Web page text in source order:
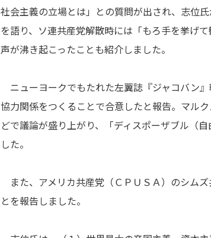
社会主義の立場とは」との質問が出され、志位
を語り、ソ連共産党解散時には「もろ手を挙げ
声が沸き起こったことも紹介しました。
ニューヨークでもたれた左翼誌『ジャコバン
協力関係をつくることで合意したと報告。マル
どで議論が盛り上がり、「ディスポーザブル（
した。
また、アメリカ共産党（ＣＰＵＳＡ）のシム
とを報告しました。